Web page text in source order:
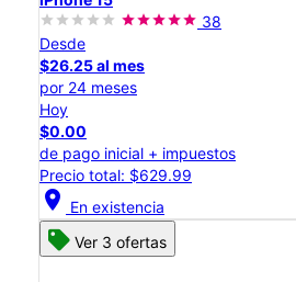
38
Desde
$26.25 al mes
por 24 meses
Hoy
$0.00
de pago inicial + impuestos
Precio total: $629.99
location_on En existencia
Ver 3 ofertas